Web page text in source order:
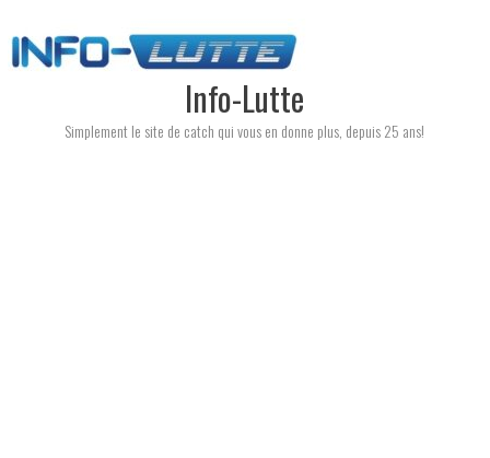
to
content
Info-Lutte
Simplement le site de catch qui vous en donne plus, depuis 25 ans!